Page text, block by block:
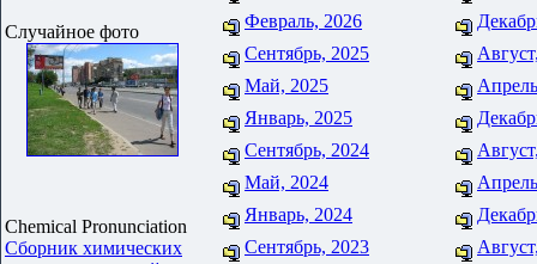
Случайное фото
Chemical Pronunciation
Сборник химических
Февраль, 2026
Сентябрь, 2025
Май, 2025
Январь, 2025
Сентябрь, 2024
Май, 2024
Январь, 2024
Сентябрь, 2023